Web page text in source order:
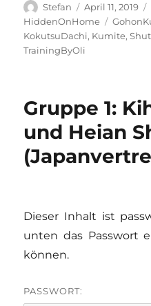
Autor
Stefan
Veröffentlicht
am
April 11, 2019
HiddenOnHome
KokutsuDachi, Kumite,
TrainingByOli
Gruppe 1:
und Heian
Dieser Inhalt ist
unten das Passwort
können.
PASSWORT: